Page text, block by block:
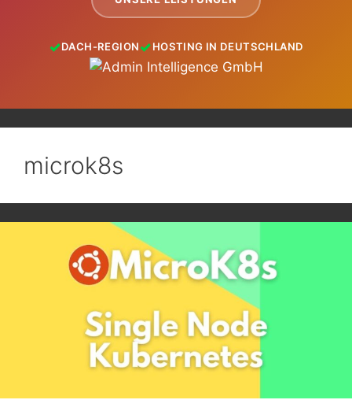
DACH-REGION HOSTING IN DEUTSCHLAND
microk8s